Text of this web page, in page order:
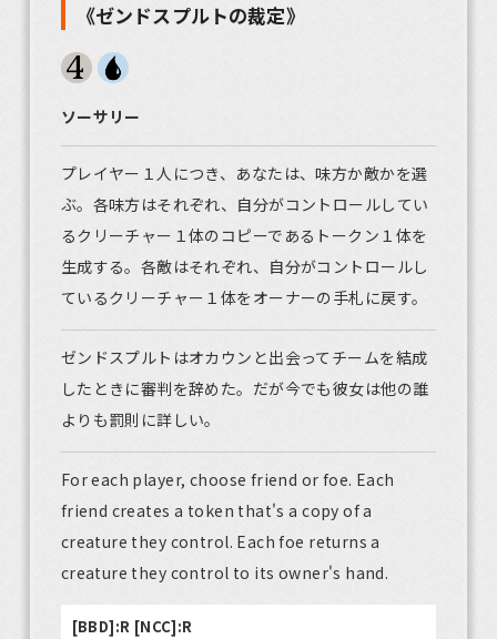
《ゼンドスプルトの裁定》
ソーサリー
プレイヤー１人につき、あなたは、味方か敵かを選
ぶ。各味方はそれぞれ、自分がコントロールしてい
るクリーチャー１体のコピーであるトークン１体を
生成する。各敵はそれぞれ、自分がコントロールし
ているクリーチャー１体をオーナーの手札に戻す。
ゼンドスプルトはオカウンと出会ってチームを結成
したときに審判を辞めた。だが今でも彼女は他の誰
よりも罰則に詳しい。
For each player, choose friend or foe. Each
friend creates a token that's a copy of a
creature they control. Each foe returns a
creature they control to its owner's hand.
[BBD]:R [NCC]:R